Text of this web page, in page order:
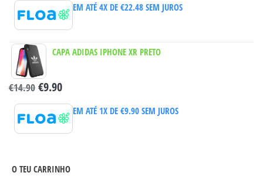
EM ATÉ 4X DE €22.48SEM JUROS
CAPA ADIDAS IPHONE XR PRETO
€14.90 €9.90
EM ATÉ 1X DE €9.90SEM JUROS
O TEU CARRINHO